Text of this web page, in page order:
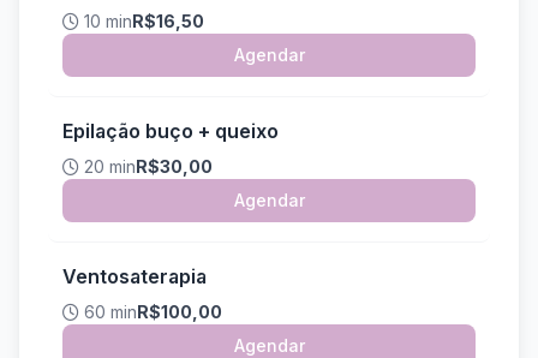
10 minR$16,50
Agendar
Epilação buço + queixo
20 minR$30,00
Agendar
Ventosaterapia
60 minR$100,00
Agendar